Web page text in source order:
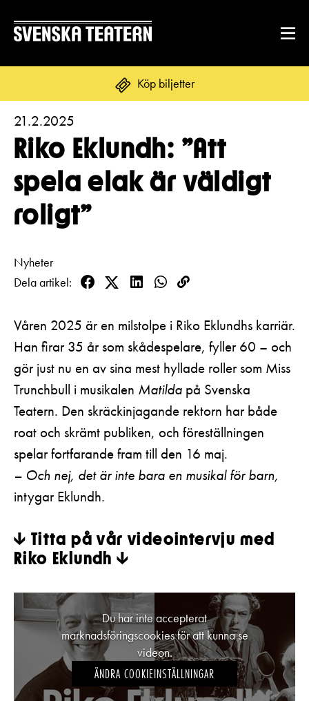
Köp biljetter
Suomi
REPERTOAR & BILJETTER
Repertoar
Kalender
Kundtjänst
Biljetter
Unga
Presentkort
DITT BESÖK
Publikarbete
Tillgänglighet
Frågor & svar
Platskarta
GRUPPER & FÖRETAG
Grupper & teaterombud
Pedagognätverk & skolgrupper
Företag
Guidning
Aktuellt
Teaterns verksamhet
Ensemble
Historia
Kontaktuppgifter
Press
Nyhetsbrev
LOGGA IN
Riko Eklundh: ”Att
spela elak är väldigt
roligt”
21.2.2025
Nyheter
Dela artikel
Facebook
TwitterLinkedInWhatsApp
Kopioi
Våren 2025 är en milstolpe i Riko Eklundhs karriär.
Han firar 35 år som skådespelare, fyller 60 – och
gör just nu en av sina mest hyllade roller som Miss
Trunchbull i musikalen Matilda på Svenska
Teatern. Den skräckinjagande rektorn har både
roat och skrämt publiken, och föreställningen
spelar fortfarande fram till den 16 maj.
– Och nej, det är inte bara en musikal för barn,
intygar Eklundh.
↓ Titta på vår videointervju med
Riko Eklundh↓
Du har inte accepterat
marknadsföringscookies för att kunna se
videon.
ÄNDRA COOKIEINSTÄLLNINGAR